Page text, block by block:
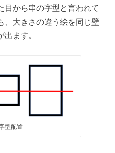
目から串の字型と言われて
、大きさの違う絵を同じ壁
ます。
型配置